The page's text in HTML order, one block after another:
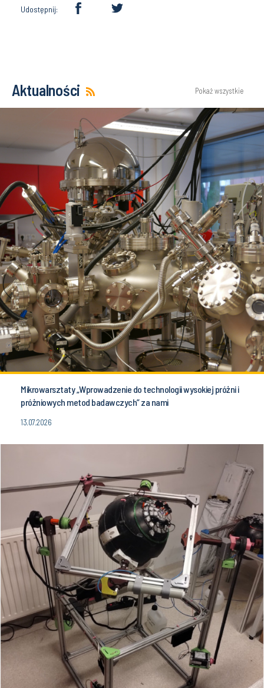
Udostępnij:
Aktualności Pokaż wszystkie
Mikrowarsztaty „Wprowadzenie do technologii wysokiej próżni i
próżniowych metod badawczych” za nami
13.07.2026